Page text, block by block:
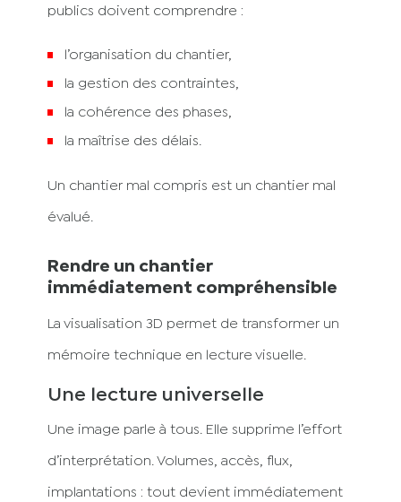
publics doivent comprendre :
l’organisation du chantier,
la gestion des contraintes,
la cohérence des phases,
la maîtrise des délais.
Un chantier mal compris est un chantier mal
évalué.
Rendre un chantier
immédiatement compréhensible
La visualisation 3D permet de transformer un
mémoire technique en lecture visuelle.
Une lecture universelle
Une image parle à tous. Elle supprime l’effort
d’interprétation. Volumes, accès, flux,
implantations : tout devient immédiatement